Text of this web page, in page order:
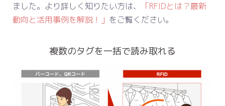
ました。より詳しく知りたい方は、
「RFIDとは？最新
動向と活用事例を解説！」 をご覧ください。
複数のタグを一括で読み取れる